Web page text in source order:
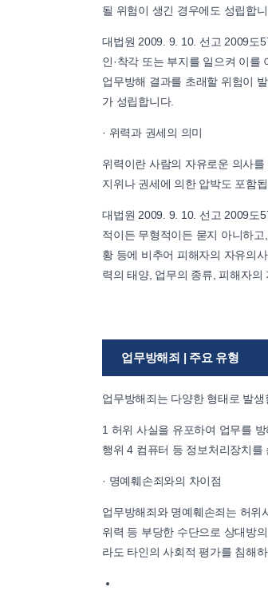
될 위험이 생긴 경우에도 성립합니
대법원 2009. 9. 10. 선고 2009도
인·착각 또는 부지를 일으켜 이
업무방해 결과를 초래할 위험이
가 성립합니다.
· 위력과 권세의 의미
위력이란 사람의 자유로운 의사
지위나 권세에 의한 압박도 포함됩
대법원 2009. 9. 10. 선고 2009도
적이든 무형적이든 묻지 아니하
황 등에 비추어 피해자의 자유의
력의 태양, 업무의 종류, 피해자
업무방해죄 | 주요 유형
업무방해죄는 다양한 형태로 발생
1 허위 사실을 유포하여 업무를
행위 4 컴퓨터 등 정보처리장치
· 명예훼손죄와의 차이점
업무방해죄와 명예훼손죄는 허위
위력 등 부당한 수단으로 상대방
라도 타인의 사회적 평가를 침해